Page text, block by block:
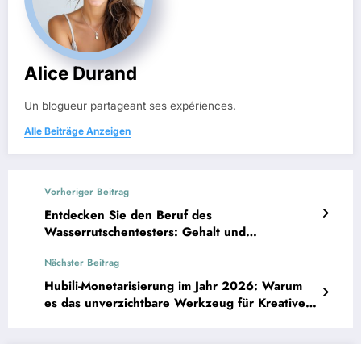
Alice Durand
Un blogueur partageant ses expériences.
Alle Beiträge Anzeigen
Vorheriger Beitrag
Entdecken Sie den Beruf des
Wasserrutschentesters: Gehalt und
Nächster Beitrag
Hubili-Monetarisierung im Jahr 2026: Warum
es das unverzichtbare Werkzeug für Kreative